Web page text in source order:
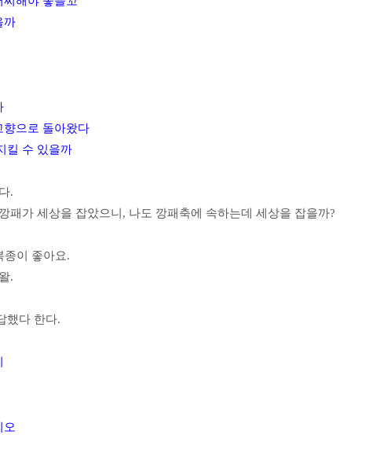
까
향으로 돌아왔다
킬 수 있을까
.
패가 세상을 잡았으니, 나도 깡패축에 속하는데 세상을 잡을까?
종이 좋아요.
.
했다 한다.
오